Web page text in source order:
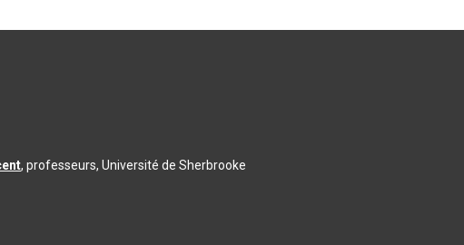
, professeurs, Université de Sherbrooke